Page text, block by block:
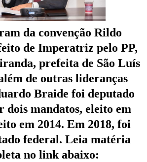
da convenção Rildo
de Imperatriz pelo PP,
prefeita de São Luís
de outras lideranças
Braide foi deputado
dois mandatos, eleito em
em 2014. Em 2018, foi
federal. Leia matéria
no link abaixo: